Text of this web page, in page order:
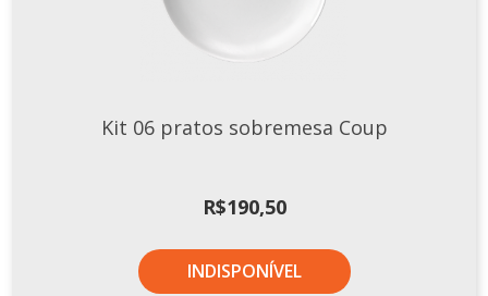
Kit 06 pratos sobremesa Coup
R$190,50
INDISPONÍVEL